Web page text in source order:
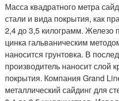
Масса квадратного метра
стали и вида покрытия, как
2,4 до 3,5 килограмм. Железо
цинка гальваническим
наносится грунтовка. В
производитель наносит слой
покрытия. Компания Grand
металлический сайдинг для